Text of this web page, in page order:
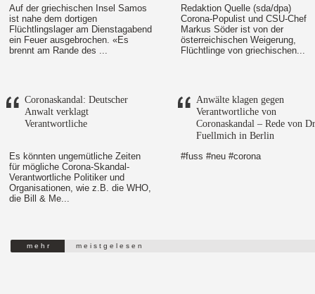
Auf der griechischen Insel Samos
ist nahe dem dortigen
Flüchtlingslager am Dienstagabend
ein Feuer ausgebrochen. «Es
brennt am Rande des ...
Coronaskandal: Deutscher
Anwalt verklagt
Verantwortliche
Es könnten ungemütliche Zeiten
für mögliche Corona-Skandal-
Verantwortliche Politiker und
Organisationen, wie z.B. die WHO,
die Bill & Me...
Redaktion Quelle (sda/dpa)
Corona-Populist und CSU-Chef
Markus Söder ist von der
österreichischen Weigerung,
Flüchtlinge von griechischen...
Anwälte klagen gegen
Verantwortliche von
Coronaskandal – Rede von
Fuellmich in Berlin
#fuss #neu #corona
m e h r m e i s t g e l e s e n